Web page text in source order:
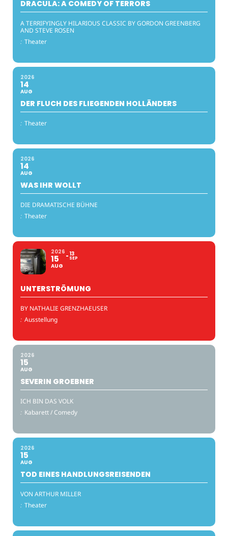
DRACULA: A COMEDY OF TERRORS
A TERRIFYINGLY HILARIOUS CLASSIC BY GORDON GREENBERG
AND STEVE ROSEN
: Theater
2026
14
AUG
DER FLUCH DES FLIEGENDEN HOLLÄNDERS
: Theater
2026
14
AUG
WAS IHR WOLLT
DIE DRAMATISCHE BÜHNE
: Theater
2026
15
AUG
13
SEP
UNTERSTRÖMUNG
BY NATHALIE GRENZHAEUSER
: Ausstellung
2026
15
AUG
SEVERIN GROEBNER
ICH BIN DAS VOLK
: Kabarett / Comedy
2026
15
AUG
TOD EINES HANDLUNGSREISENDEN
VON ARTHUR MILLER
: Theater